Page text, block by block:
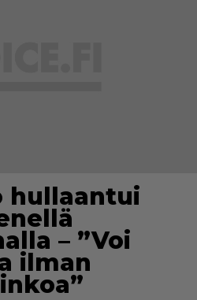
hullaantui
– ”Voi
ilman